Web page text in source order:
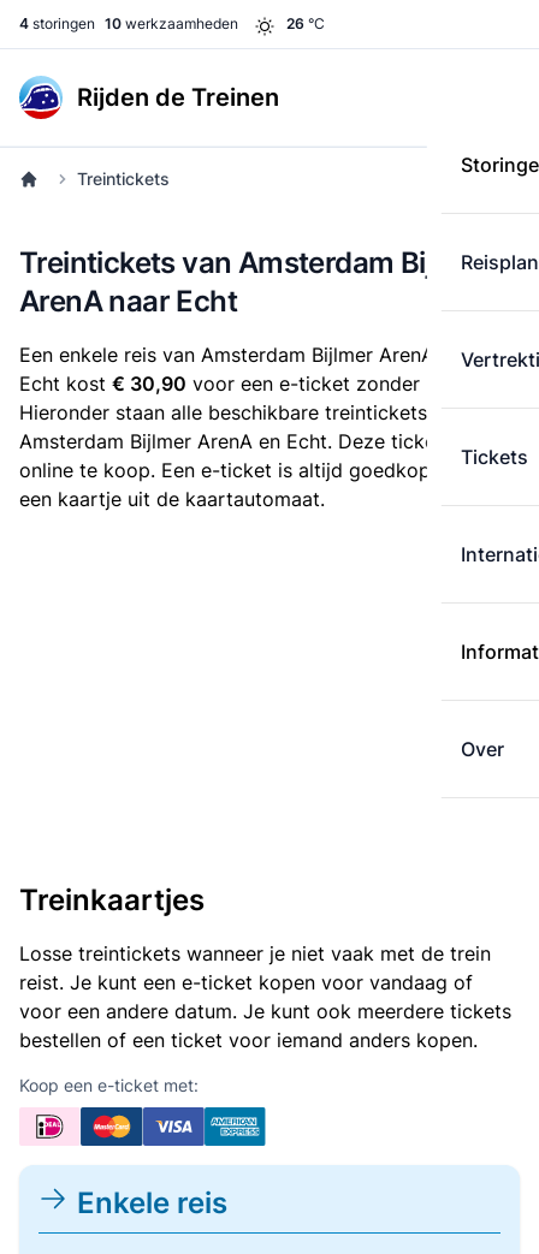
4 storingen 10 werkzaamheden 26 °C
Rijden de Treinen
Tickets
Over
Treintickets
Treintickets van Amsterdam Bijlmer
ArenA naar Echt
Een enkele reis van Amsterdam Bijlmer ArenA naar
Echt kost € 30,90 voor een e-ticket zonder korting.
Hieronder staan alle beschikbare treintickets tussen
Amsterdam Bijlmer ArenA en Echt. Deze tickets zijn
online te koop. Een e-ticket is altijd goedkoper dan
een kaartje uit de kaartautomaat.
Treinkaartjes
Losse treintickets wanneer je niet vaak met de trein
reist. Je kunt een e-ticket kopen voor vandaag of
voor een andere datum. Je kunt ook meerdere tickets
bestellen of een ticket voor iemand anders kopen.
Koop een e-ticket met:
Enkele reis